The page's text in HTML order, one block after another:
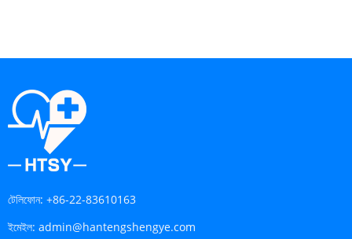
টেলিফোন: +86-22-83610163
ইমেইল: admin@hantengshengye.com